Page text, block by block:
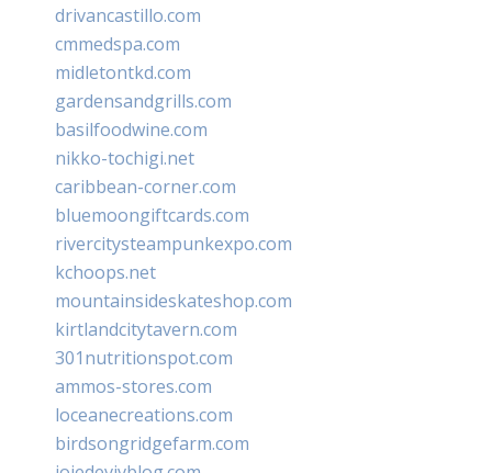
drivancastillo.com
cmmedspa.com
midletontkd.com
gardensandgrills.com
basilfoodwine.com
nikko-tochigi.net
caribbean-corner.com
bluemoongiftcards.com
rivercitysteampunkexpo.com
kchoops.net
mountainsideskateshop.com
kirtlandcitytavern.com
301nutritionspot.com
ammos-stores.com
loceanecreations.com
birdsongridgefarm.com